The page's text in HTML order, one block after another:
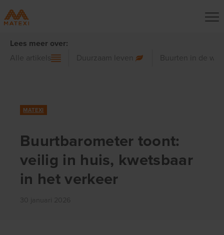
Lees meer over:
Alle artikels
Duurzaam leven Buurten in de
MATEXI
Buurtbarometer toont:
veilig in huis, kwetsbaar
in het verkeer